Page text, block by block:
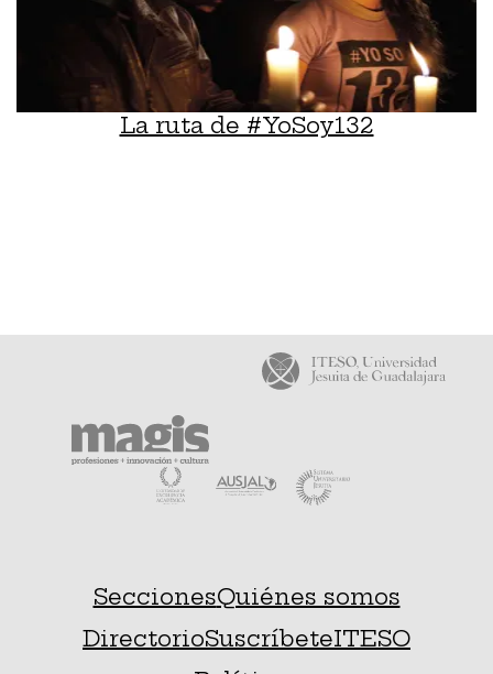
La ruta de #YoSoy132
SeccionesQuiénes somos
DirectorioSuscríbeteITESO